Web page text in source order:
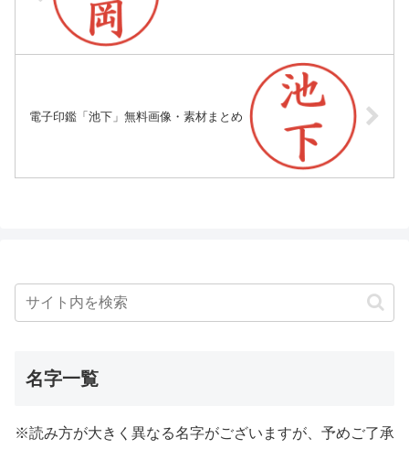
電子印鑑「池下」無料画像・素材まとめ
名字一覧
※読み方が大きく異なる名字がございますが、予めご了承